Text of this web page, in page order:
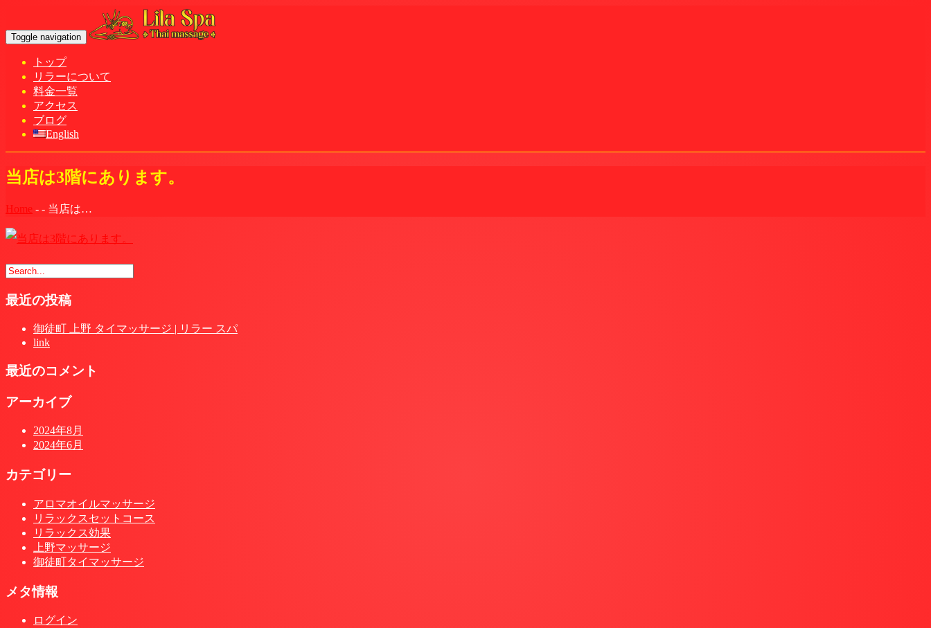
Toggle navigation
トップ
リラーについて
料金一覧
アクセス
ブログ
English
当店は3階にあります。
Home - - 当店は…
最近の投稿
御徒町 上野 タイマッサージ | リラー スパ
link
最近のコメント
アーカイブ
2024年8月
2024年6月
カテゴリー
アロマオイルマッサージ
リラックスセットコース
リラックス効果
上野マッサージ
御徒町タイマッサージ
メタ情報
ログイン